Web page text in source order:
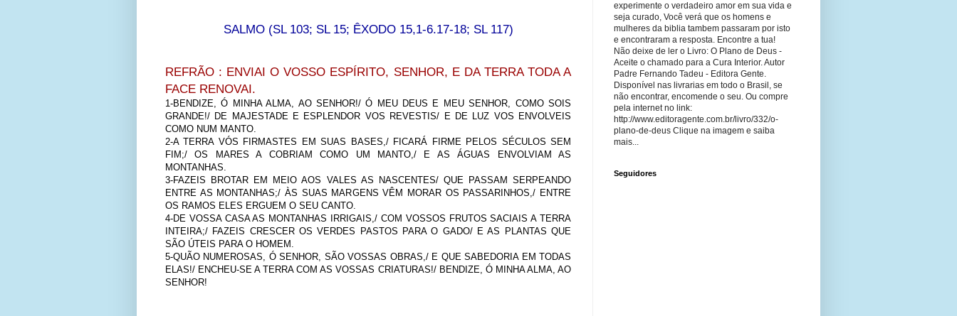
SALMO (SL 103; SL 15; ÊXODO 15,1-6.17-18; SL 117)
REFRÃO : ENVIAI O VOSSO ESPÍRITO, SENHOR, E DA TERRA TODA A
FACE RENOVAI.
1-BENDIZE, Ó MINHA ALMA, AO SENHOR!/ Ó MEU DEUS E MEU SENHOR, COMO SOIS
GRANDE!/ DE MAJESTADE E ESPLENDOR VOS REVESTIS/ E DE LUZ VOS ENVOLVEIS
COMO NUM MANTO.
2-A TERRA VÓS FIRMASTES EM SUAS BASES,/ FICARÁ FIRME PELOS SÉCULOS SEM
FIM;/ OS MARES A COBRIAM COMO UM MANTO,/ E AS ÁGUAS ENVOLVIAM AS
MONTANHAS.
3-FAZEIS BROTAR EM MEIO AOS VALES AS NASCENTES/ QUE PASSAM SERPEANDO
ENTRE AS MONTANHAS;/ ÀS SUAS MARGENS VÊM MORAR OS PASSARINHOS,/ ENTRE
OS RAMOS ELES ERGUEM O SEU CANTO.
4-DE VOSSA CASA AS MONTANHAS IRRIGAIS,/ COM VOSSOS FRUTOS SACIAIS A TERRA
INTEIRA;/ FAZEIS CRESCER OS VERDES PASTOS PARA O GADO/ E AS PLANTAS QUE
SÃO ÚTEIS PARA O HOMEM.
5-QUÃO NUMEROSAS, Ó SENHOR, SÃO VOSSAS OBRAS,/ E QUE SABEDORIA EM TODAS
ELAS!/ ENCHEU-SE A TERRA COM AS VOSSAS CRIATURAS!/ BENDIZE, Ó MINHA ALMA, AO
SENHOR!
experimente o verdadeiro amor em sua vida e
seja curado, Você verá que os homens e
mulheres da biblia tambem passaram por isto
e encontraram a resposta. Encontre a tua!
Não deixe de ler o Livro: O Plano de Deus -
Aceite o chamado para a Cura Interior. Autor
Padre Fernando Tadeu - Editora Gente.
Disponível nas livrarias em todo o Brasil, se
não encontrar, encomende o seu. Ou compre
pela internet no link:
http://www.editoragente.com.br/livro/332/o-
plano-de-deus Clique na imagem e saiba
mais...
Seguidores